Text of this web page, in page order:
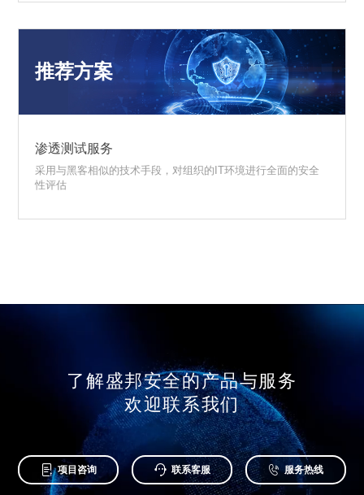
推荐方案
渗透测试服务
采用与黑客相似的技术手段，对组织的IT环境进行全面的安全
性评估
了解盛邦安全的产品与服务
欢迎联系我们
 项目咨询  联系客服  服务热线